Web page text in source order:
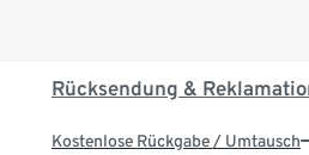
Rücksendung &
Kostenlose Rückgabe / Umtausch